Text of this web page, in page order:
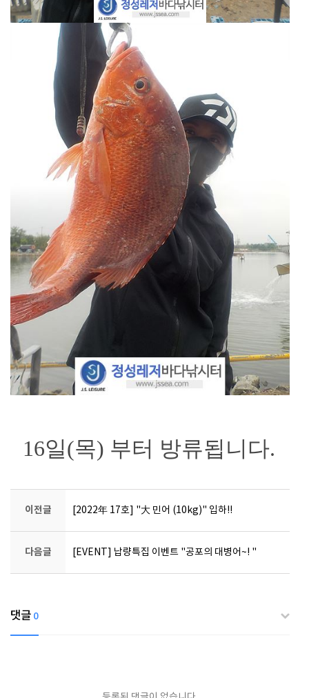
16일(목) 부터 방류됩니다.
이전글 [2022年 17호] "大 민어 (10kg)" 입하!!
다음글 [EVENT] 납량특집 이벤트 "공포의 대병어~! "
댓글 0